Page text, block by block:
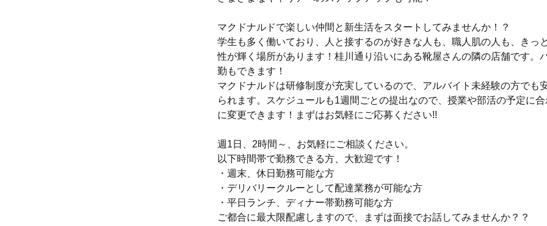
マクドナルドで楽しい仲間と新生活をスタートしてみませんか！？
学生も多く働いており、人と接するのが好きな人も、職人肌の人も、きっ
性が輝く場所があります！桂川通り沿いにある靴屋さんの隣の店舗です。
勤もできます！
マクドナルドは研修制度が充実しているので、アルバイト未経験の方でも
られます。スケジュールも1週間ごとの提出なので、授業や部活の予定に
に変更できます！まずはお気軽にご応募ください!!
週1日、2時間～、お気軽にご相談ください。
以下時間帯で勤務できる方、大歓迎です！
・週末、休日勤務可能な方
・デリバリークルーとして配達業務が可能な方
・平日ランチ、ディナー帯勤務可能な方
ご都合に最大限配慮しますので、まずは面接でお話してみませんか？？